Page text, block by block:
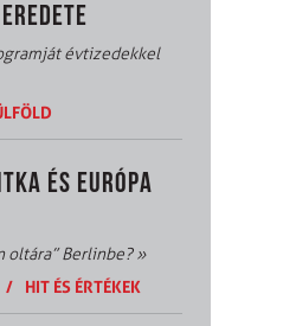
évtizedekkel
ÉS EURÓPA
oltára” Berlinbe?»
/ HIT ÉS ÉRTÉKEK